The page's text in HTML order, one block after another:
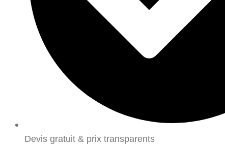
Devis gratuit & prix transparents